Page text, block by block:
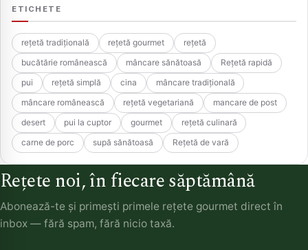
ETICHETE
rețetă tradițională rețetă gourmet
rețetă
bucătărie românească
mâncare sănătoasă
Rețetă rapidă
pui
rețetă simplă cina
mâncare tradițională
mâncare românească
rețetă vegetariană
mancare de post
desert
pui la cuptor gourmet
rețetă culinară
carne de porc
supă sănătoasă Rețetă de vară
Rețete noi, în fiecare săptămână
Abonează-te și primești primele rețete gourmet direct în
inbox — fără spam, fără nicio taxă.